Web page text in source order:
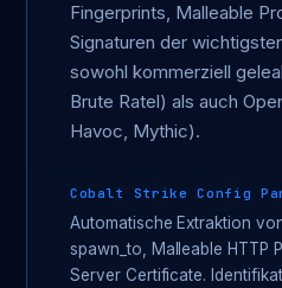
Fingerprints, Malleable
Signaturen der
sowohl kommerziell
Brute Ratel) als auch
Havoc, Mythic).
Cobalt Strike Config
Automatische Extraktion
spawn_to, Malleable HTTP
Server Certificate.